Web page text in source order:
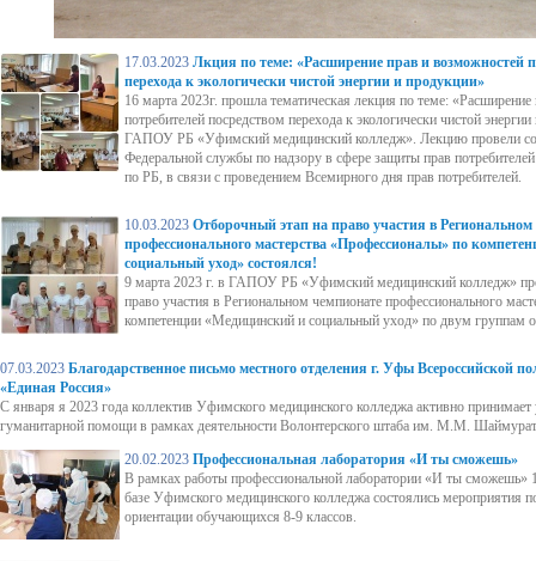
17.03.2023 Лкция по теме: «Расширение прав и возможностей
перехода к экологически чистой энергии и продукции»
16 марта 2023г. прошла тематическая лекция по теме:
потребителей посредством перехода к экологически чистой
ГАПОУ РБ «Уфимский медицинский колледж». Лекцию провели
Федеральной службы по надзору в сфере защиты прав
по РБ, в связи с проведением Всемирного дня прав потребителей.
10.03.2023 Отборочный этап на право участия в Региональном
профессионального мастерства «Профессионалы» по
социальный уход» состоялся!
9 марта 2023 г. в ГАПОУ РБ «Уфимский медицинский колледж»
право участия в Региональном чемпионате профессионального
компетенции «Медицинский и социальный уход» по двум группам
07.03.2023 Благодарственное письмо местного отделения г. Уфы Всероссийской
«Единая Россия»
С января я 2023 года коллектив Уфимского медицинского колледжа активно принимает
гуманитарной помощи в рамках деятельности Волонтерского штаба им. М.М.
20.02.2023 Профессиональная лаборатория «И ты сможешь»
В рамках работы профессиональной лаборатории «И ты сможешь»
базе Уфимского медицинского колледжа состоялись мероприятия
ориентации обучающихся 8-9 классов.